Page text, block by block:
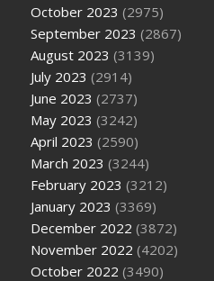
October 2023 (2975)
September 2023 (2867)
August 2023 (3139)
July 2023 (2914)
June 2023 (2737)
May 2023 (3242)
April 2023 (2590)
March 2023 (3244)
February 2023 (3212)
January 2023 (3369)
December 2022 (3872)
November 2022 (4202)
October 2022 (3490)